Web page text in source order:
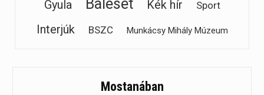
Gyula
Baleset Kék hír Sport
Interjúk BSZC Munkácsy Mihály Múzeum
Mostanában